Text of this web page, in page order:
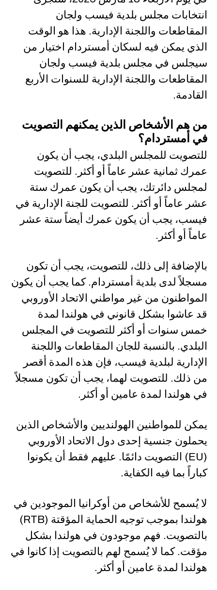
انتخابات مجلس بلدية فيسب ولجان
المقاطعات واللجنة الإدارية. هذا هو الوقت
الذي يمكن فيه لسكان أمستردام اختيار من
سيجلس في مجلس بلدية فيسب ولجان
المقاطعات واللجنة الإدارية للسنوات الأربع
القادمة.
من هم الأشخاص الذين يمكنهم التصويت
في أمستردام؟
للتصويت للمجلس البلدي، يجب أن يكون
عمرك ثمانية عشر عاماً أو أكثر. للتصويت
لمجلس دائرتك، يجب أن يكون عمرك ستة
عشر عاماً أو أكثر. للتصويت للجنة الإدارية في
فيسب، يجب أن يكون عمرك أيضاً ستة عشر
عاماً أو أكثر.
بالإضافة إلى ذلك، للتصويت، يجب أن تكون
مسجلاً لدى بلدية أمستردام. كما يجب أن يكون
المواطنون من غير مواطني الاتحاد الأوروبي
قد عاشوا بشكل قانوني في هولندا لمدة
خمس سنوات أو أكثر للتصويت في المجلس
البلدي. بالنسبة للجان المقاطعات واللجنة
الإدارية لبلدية فيسب، فإن هذه المدة أقصر
من ذلك. للتصويت لهما، يجب أن تكون مسجلاً
في هولندا لمدة عامين أو أكثر.
يمكن للمواطنين الهولنديين والأشخاص الذين
يحملون جنسية إحدى دول الاتحاد الأوروبي
(EU) التصويت دائمًا. عليهم فقط أن يكونوا
كباراً بما فيه الكفاية.
لا يُسمح للأشخاص من أوكرانيا الموجودين في
هولندا بموجب توجيه الحماية المؤقتة (RTB)
بالتصويت. فهم موجودون في هولندا بشكل
مؤقت. كما لا يُسمح لهم بالتصويت إذا كانوا في
هولندا لمدة عامين أو أكثر.